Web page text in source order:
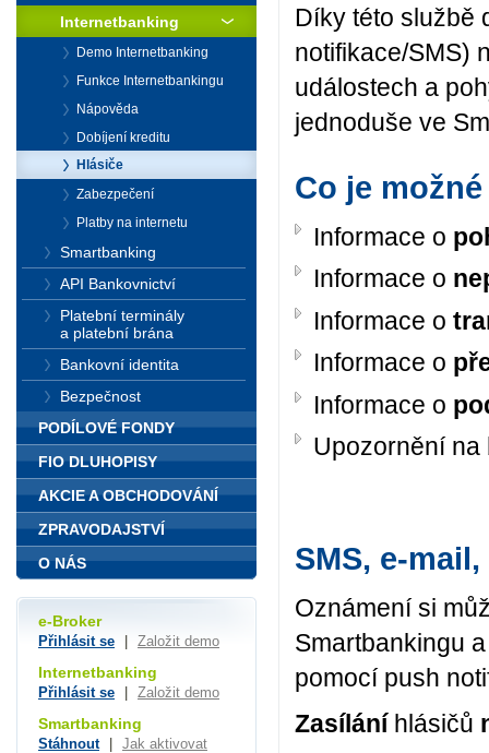
Díky této službě
notifikace/SMS)
událostech a
jednoduše ve
Co je
Informace o
Informace o
Informace o
Informace o
Informace o
Upozornění na
SMS, e-
Oznámení si
Smartbankingu
pomocí push
Zasílání hlásičů
Internetbanking
Demo Internetbanking
Funkce Internetbankingu
Nápověda
Dobíjení kreditu
Hlásiče
Zabezpečení
Platby na internetu
Smartbanking
API Bankovnictví
Platební terminály
a platební brána
Bankovní identita
Bezpečnost
PODÍLOVÉ FONDY
FIO DLUHOPISY
AKCIE A OBCHODOVÁNÍ
ZPRAVODAJSTVÍ
O NÁS
e-Broker
Přihlásit se Založit demo
Internetbanking
Přihlásit se Založit demo
Smartbanking
Stáhnout Jak aktivovat